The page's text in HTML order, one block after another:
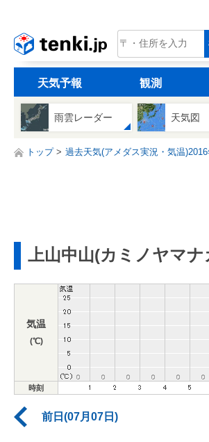
tenki.jp
天気予報 観測
雨雲レーダー 天気図
トップ 過去天気(アメダス実況・気温)2016
上山中山(カミノヤマ
気温
(℃)
時刻
前日(07月07日)